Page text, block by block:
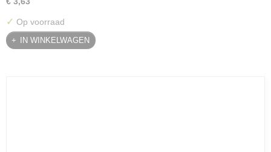
✓ Op voorraad
IN WINKELWAGEN